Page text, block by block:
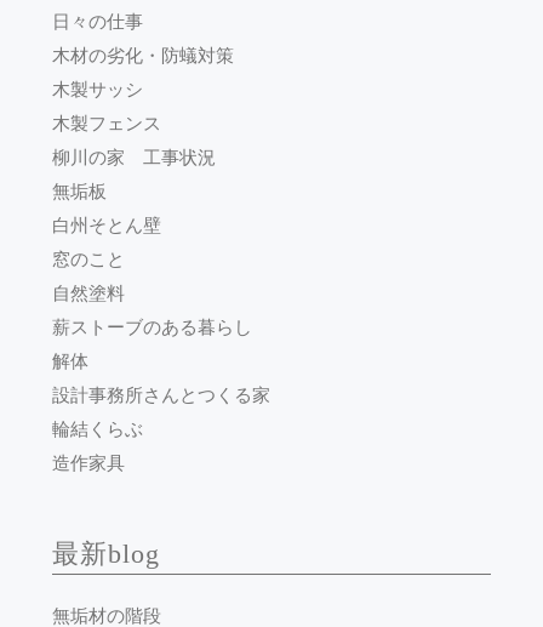
日々の仕事
木材の劣化・防蟻対策
木製サッシ
木製フェンス
柳川の家 工事状況
無垢板
白州そとん壁
窓のこと
自然塗料
薪ストーブのある暮らし
解体
設計事務所さんとつくる家
輪結くらぶ
造作家具
最新blog
無垢材の階段